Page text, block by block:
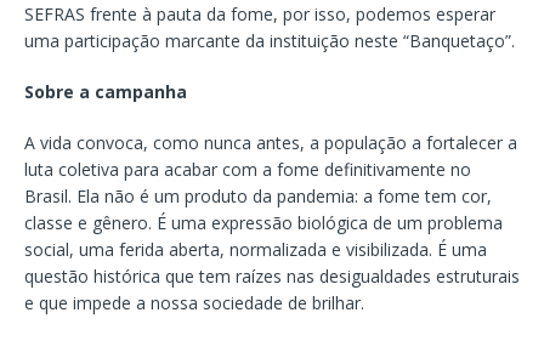
SEFRAS frente à pauta da fome, por isso, podemos esperar
uma participação marcante da instituição neste “Banquetaço”.
Sobre a campanha
A vida convoca, como nunca antes, a população a fortalecer a
luta coletiva para acabar com a fome definitivamente no
Brasil. Ela não é um produto da pandemia: a fome tem cor,
classe e gênero. É uma expressão biológica de um problema
social, uma ferida aberta, normalizada e visibilizada. É uma
questão histórica que tem raízes nas desigualdades estruturais
e que impede a nossa sociedade de brilhar.